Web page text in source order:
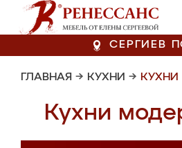
СЕРГИЕВ
ГЛАВНАЯ → КУХНИ → КУХНИ
Кухни